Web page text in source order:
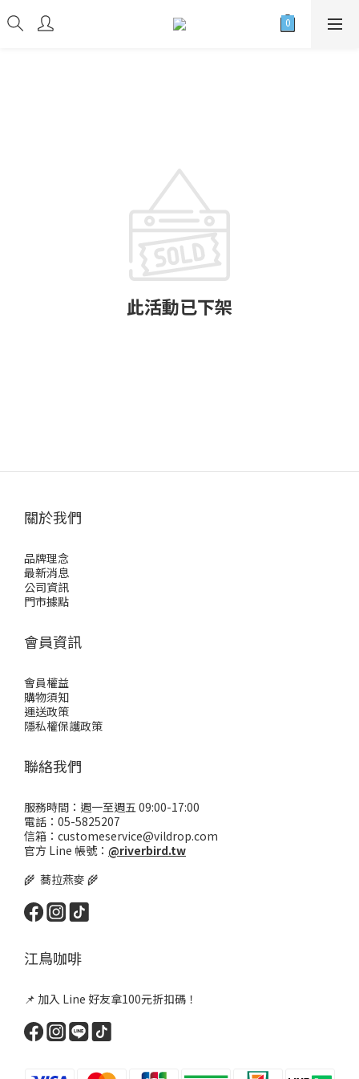
此活動已下架
關於我們
品牌理念
最新消息
公司資訊
門市據點
會員資訊
會員權益
購物須知
運送政策
隱私權保護政策
聯絡我們
服務時間：週一至週五 09:00-17:00
電話：05-5825207
信箱：customeservice@vildrop.com
官方 Line 帳號： @riverbird.tw
🌾 蕎拉燕麥 🌾
江鳥咖啡
📌 加入 Line 好友拿100元折扣碼！